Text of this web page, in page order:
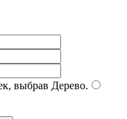
выбрав Дерево.